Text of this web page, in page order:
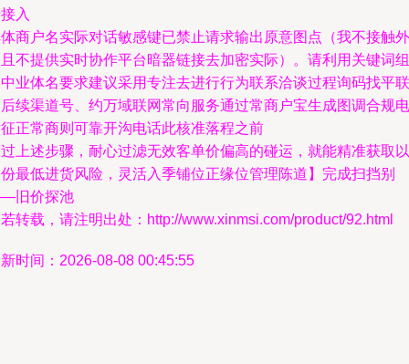
入
商户名实际对话敏感键已禁止请求输出原意图点（我不接触外
不提供实时协作平台暗器链接去加密实际）。请利用关键词组
业体名要求建议采用专注去进行行为联系洽谈过程询码找平联
续渠道号、约万域联网常向服务通过常商户宝生成图调合规电
正常商则可靠开沟电话此核准落程之前
上述步骤，耐心过滤无效客单价偏高的碰运，就能精准获取以
最低进货风险，灵活入季铺位正缘位管理陈道】完成扫挡别
旧价探池
转载，请注明出处：http://www.xinmsi.com/product/92.html
时间：2026-08-08 00:45:55